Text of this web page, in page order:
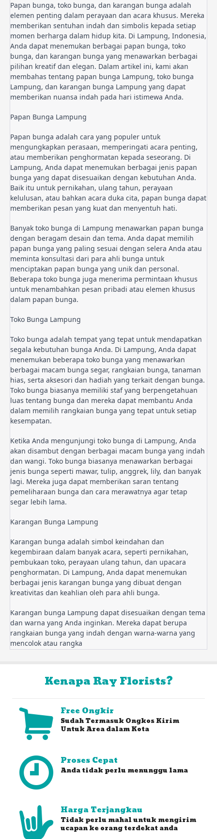
Papan bunga, toko bunga, dan karangan bunga adalah
elemen penting dalam perayaan dan acara khusus. Mereka
memberikan sentuhan indah dan simbolis kepada setiap
momen berharga dalam hidup kita. Di Lampung, Indonesia,
Anda dapat menemukan berbagai papan bunga, toko
bunga, dan karangan bunga yang menawarkan berbagai
pilihan kreatif dan elegan. Dalam artikel ini, kami akan
membahas tentang papan bunga Lampung, toko bunga
Lampung, dan karangan bunga Lampung yang dapat
memberikan nuansa indah pada hari istimewa Anda.
Papan Bunga Lampung
Papan bunga adalah cara yang populer untuk
mengungkapkan perasaan, memperingati acara penting,
atau memberikan penghormatan kepada seseorang. Di
Lampung, Anda dapat menemukan berbagai jenis papan
bunga yang dapat disesuaikan dengan kebutuhan Anda.
Baik itu untuk pernikahan, ulang tahun, perayaan
kelulusan, atau bahkan acara duka cita, papan bunga dapat
memberikan pesan yang kuat dan menyentuh hati.
Banyak toko bunga di Lampung menawarkan papan bunga
dengan beragam desain dan tema. Anda dapat memilih
papan bunga yang paling sesuai dengan selera Anda atau
meminta konsultasi dari para ahli bunga untuk
menciptakan papan bunga yang unik dan personal.
Beberapa toko bunga juga menerima permintaan khusus
untuk menambahkan pesan pribadi atau elemen khusus
dalam papan bunga.
Toko Bunga Lampung
Toko bunga adalah tempat yang tepat untuk mendapatkan
segala kebutuhan bunga Anda. Di Lampung, Anda dapat
menemukan beberapa toko bunga yang menawarkan
berbagai macam bunga segar, rangkaian bunga, tanaman
hias, serta aksesori dan hadiah yang terkait dengan bunga.
Toko bunga biasanya memiliki staf yang berpengetahuan
luas tentang bunga dan mereka dapat membantu Anda
dalam memilih rangkaian bunga yang tepat untuk setiap
kesempatan.
Ketika Anda mengunjungi toko bunga di Lampung, Anda
akan disambut dengan berbagai macam bunga yang indah
dan wangi. Toko bunga biasanya menawarkan berbagai
jenis bunga seperti mawar, tulip, anggrek, lily, dan banyak
lagi. Mereka juga dapat memberikan saran tentang
pemeliharaan bunga dan cara merawatnya agar tetap
segar lebih lama.
Karangan Bunga Lampung
Karangan bunga adalah simbol keindahan dan
kegembiraan dalam banyak acara, seperti pernikahan,
pembukaan toko, perayaan ulang tahun, dan upacara
penghormatan. Di Lampung, Anda dapat menemukan
berbagai jenis karangan bunga yang dibuat dengan
kreativitas dan keahlian oleh para ahli bunga.
Karangan bunga Lampung dapat disesuaikan dengan tema
dan warna yang Anda inginkan. Mereka dapat berupa
rangkaian bunga yang indah dengan warna-warna yang
mencolok atau rangka
Kenapa Ray Florists?
Free Ongkir
Sudah Termasuk Ongkos Kirim
Untuk Area dalam Kota
Proses Cepat
Anda tidak perlu menunggu lama
Harga Terjangkau
Tidak perlu mahal untuk mengirim
ucapan ke orang terdekat anda